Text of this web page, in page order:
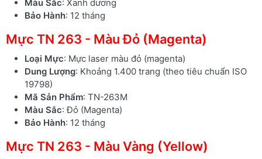
Màu Sắc: Xanh dương
Bảo Hành: 12 tháng
Mực TN 263 - Màu Đỏ (Magenta)
Loại Mực: Mực laser màu đỏ (magenta)
Dung Lượng: Khoảng 1.400 trang (theo tiêu chuẩn ISO
19798)
Mã Sản Phẩm: TN-263M
Màu Sắc: Đỏ (Magenta)
Bảo Hành: 12 tháng
Mực TN 263 - Màu Vàng (Yellow)